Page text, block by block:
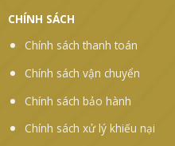
CHÍNH SÁCH
Chính sách thanh toán
Chính sách vận chuyển
Chính sách bảo hành
Chính sách xử lý khiếu nại